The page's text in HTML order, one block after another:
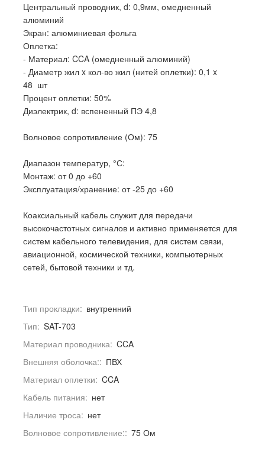
Центральный проводник, d: 0,9мм, омедненный
алюминий
Экран: алюминиевая фольга
Оплетка:
- Материал: CCA (омедненный алюминий)
- Диаметр жил x кол-во жил (нитей оплетки): 0,1 x
48 шт
Процент оплетки: 50%
Диэлектрик, d: вспененный ПЭ 4,8
Волновое сопротивление (Ом): 75
Диапазон температур, °С:
Монтаж: от 0 до +60
Эксплуатация/хранение: от -25 до +60
Коаксиальный кабель служит для передачи
высокочастотных сигналов и активно применяется для
систем кабельного телевидения, для систем связи,
авиационной, космической техники, компьютерных
сетей, бытовой техники и тд.
Тип прокладки: внутренний
Тип: SAT-703
Материал проводника: CCA
Внешняя оболочка:: ПВХ
Материал оплетки: CCA
Кабель питания: нет
Наличие троса: нет
Волновое сопротивление:: 75 Ом